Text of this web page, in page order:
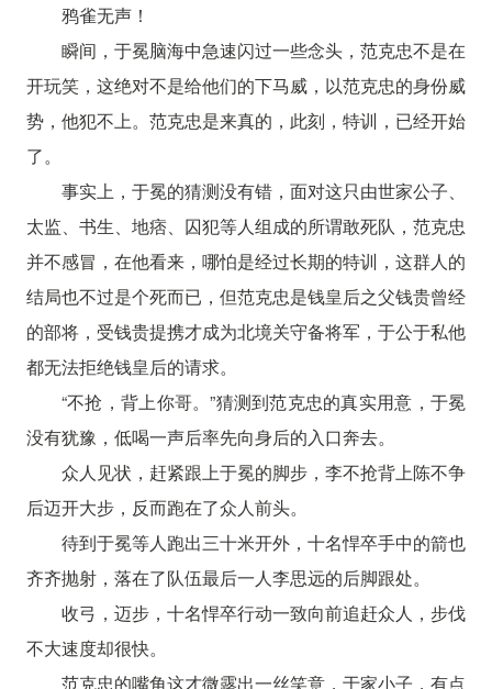
鸦雀无声！
瞬间，于冕脑海中急速闪过一些念头，范克忠不是在
开玩笑，这绝对不是给他们的下马威，以范克忠的身份威
势，他犯不上。范克忠是来真的，此刻，特训，已经开始
了。
事实上，于冕的猜测没有错，面对这只由世家公子、
太监、书生、地痞、囚犯等人组成的所谓敢死队，范克忠
并不感冒，在他看来，哪怕是经过长期的特训，这群人的
结局也不过是个死而已，但范克忠是钱皇后之父钱贵曾经
的部将，受钱贵提携才成为北境关守备将军，于公于私他
都无法拒绝钱皇后的请求。
“不抢，背上你哥。”猜测到范克忠的真实用意，于冕
没有犹豫，低喝一声后率先向身后的入口奔去。
众人见状，赶紧跟上于冕的脚步，李不抢背上陈不争
后迈开大步，反而跑在了众人前头。
待到于冕等人跑出三十米开外，十名悍卒手中的箭也
齐齐抛射，落在了队伍最后一人李思远的后脚跟处。
收弓，迈步，十名悍卒行动一致向前追赶众人，步伐
不大速度却很快。
范克忠的嘴角这才微露出一丝笑意，于家小子，有点